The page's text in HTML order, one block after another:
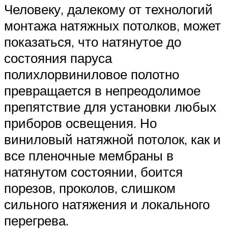
Человеку, далекому от технологий
монтажа натяжных потолков, может
показаться, что натянутое до
состояния паруса
полихлорвиниловое полотно
превращается в непреодолимое
препятствие для установки любых
приборов освещения. Но
виниловый натяжной потолок, как и
все пленочные мембраны в
натянутом состоянии, боится
порезов, проколов, слишком
сильного натяжения и локального
перегрева.